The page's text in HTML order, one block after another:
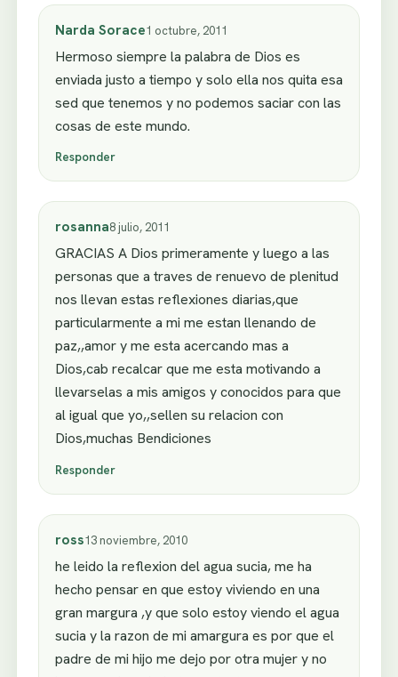
Narda Sorace1 octubre, 2011
Hermoso siempre la palabra de Dios es
enviada justo a tiempo y solo ella nos quita esa
sed que tenemos y no podemos saciar con las
cosas de este mundo.
Responder
rosanna8 julio, 2011
GRACIAS A Dios primeramente y luego a las
personas que a traves de renuevo de plenitud
nos llevan estas reflexiones diarias,que
particularmente a mi me estan llenando de
paz,,amor y me esta acercando mas a
Dios,cab recalcar que me esta motivando a
llevarselas a mis amigos y conocidos para que
al igual que yo,,sellen su relacion con
Dios,muchas Bendiciones
Responder
ross13 noviembre, 2010
he leido la reflexion del agua sucia, me ha
hecho pensar en que estoy viviendo en una
gran margura ,y que solo estoy viendo el agua
sucia y la razon de mi amargura es por que el
padre de mi hijo me dejo por otra mujer y no